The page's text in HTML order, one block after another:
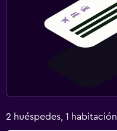
2 huéspedes, 1 habitación